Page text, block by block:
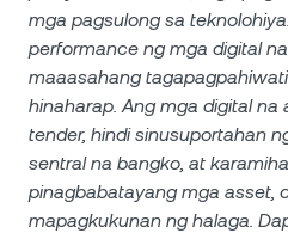
mga pagsulong sa
performance ng mga digital
maaasahang
hinaharap. Ang mga digital na
tender, hindi sinusuportahan
sentral na bangko, at
pinagbabatayang mga asset,
mapagkukunan ng halaga.